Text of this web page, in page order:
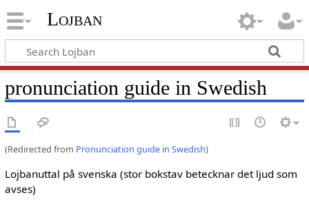
Lojban
pronunciation guide in Swedish
(Redirected from Pronunciation guide in Swedish)
Lojbanuttal på svenska (stor bokstav betecknar det ljud som
avses)